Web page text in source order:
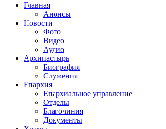
Главная
Анонсы
Новости
Фото
Видео
Аудио
Архипастырь
Биография
Служения
Епархия
Епархиальное управление
Отделы
Благочиния
Документы